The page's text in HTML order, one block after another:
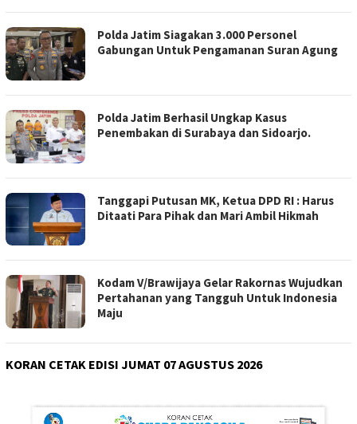
Polda Jatim Siagakan 3.000 Personel
Gabungan Untuk Pengamanan Suran Agung
Polda Jatim Berhasil Ungkap Kasus
Penembakan di Surabaya dan Sidoarjo.
Tanggapi Putusan MK, Ketua DPD RI : Harus
Ditaati Para Pihak dan Mari Ambil Hikmah
Kodam V/Brawijaya Gelar Rakornas Wujudkan
Pertahanan yang Tangguh Untuk Indonesia
Maju
KORAN CETAK EDISI JUMAT 07 AGUSTUS 2026